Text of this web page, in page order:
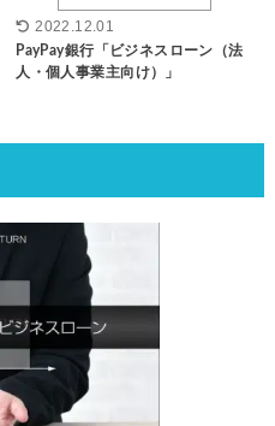
2022.12.01
PayPay銀行「ビジネスローン（法
人・個人事業主向け）」